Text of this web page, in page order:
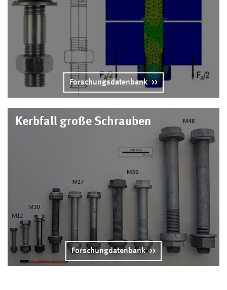
Forschungsdatenbank
Kerbfall große Schrauben
Forschungdatenbank